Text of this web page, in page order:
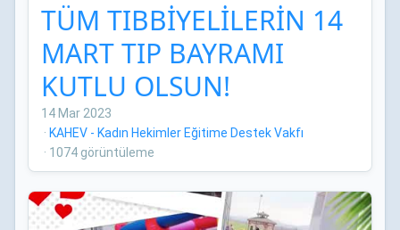
TÜM TIBBİYELİLERİN 14
MART TIP BAYRAMI
KUTLU OLSUN!
14 Mar 2023
· KAHEV - Kadın Hekimler Eğitime Destek Vakfı
· 1074 görüntüleme